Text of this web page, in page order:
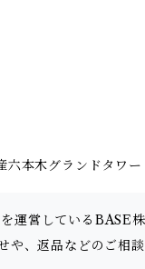
六本木グランドタワ
運営しているBASE
、返品などのご相談